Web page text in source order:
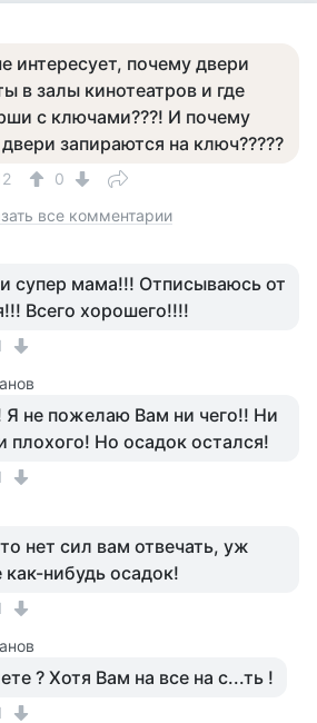
интересует, почему двери
в залы кинотеатров и где
с ключами???! И почему
запираются на ключ?????
0
все комментарии
супер мама!!! Отписываюсь от
Всего хорошего!!!!
не пожелаю Вам ни чего!! Ни
плохого! Но осадок остался!
нет сил вам отвечать, уж
нибудь осадок!
? Хотя Вам на все на с...ть !